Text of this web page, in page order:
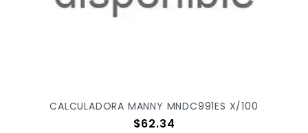
CALCULADORA MANNY MNDC991ES X/100
Precio
$62.34